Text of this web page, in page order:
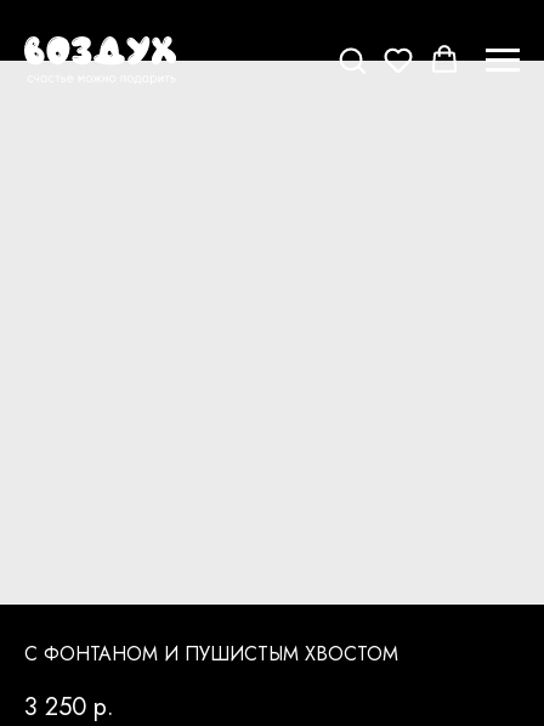
С ФОНТАНОМ И ПУШИСТЫМ ХВОСТОМ
3 250 р.